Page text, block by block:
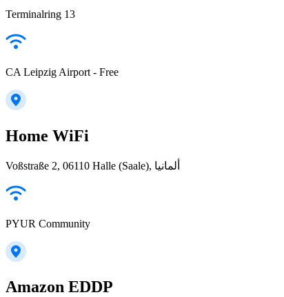
Terminalring 13
CA Leipzig Airport - Free
Home WiFi
Voßstraße 2, 06110 Halle (Saale), ألمانيا
PYUR Community
Amazon EDDP